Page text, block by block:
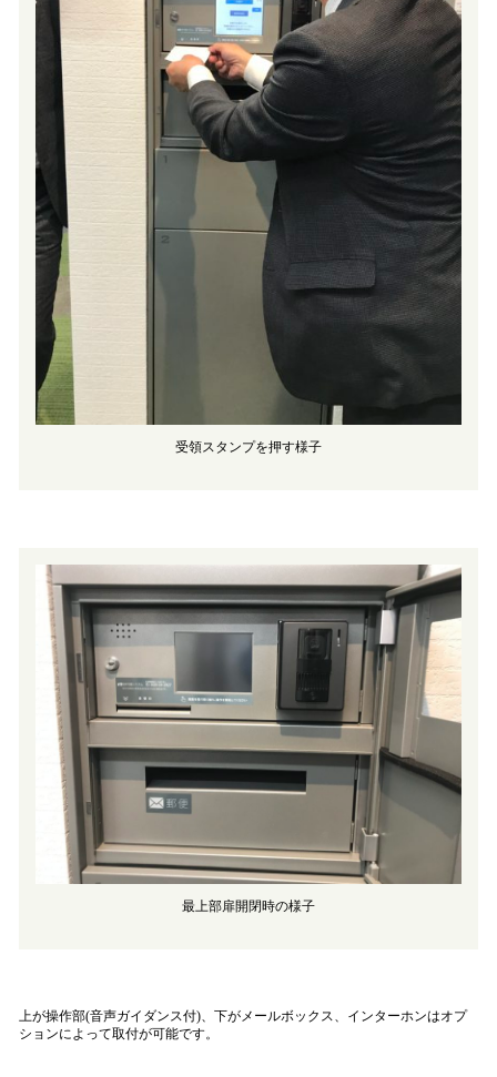
受領スタンプを押す様子
最上部扉開閉時の様子
上が操作部(音声ガイダンス付)、下がメールボックス、インターホンはオプ
ションによって取付が可能です。